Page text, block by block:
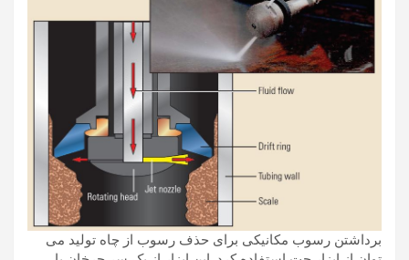
برداشتن رسوب مکانیکی برای حذف رسوب از چاه تولید می